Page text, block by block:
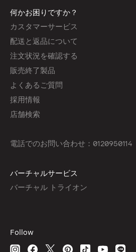
何かお困りですか？
カスタマーサービス
配送と返品について
注文状況を確認する
販売終了製品
よくあるご質問
採用情報
店舗検索
電話でのお問い合わせ：0120950114
バーチャルサービス
バーチャル トライオン
Follow